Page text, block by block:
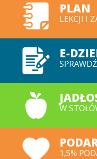
PLAN
LEKCJI I
E-
W
1,5%